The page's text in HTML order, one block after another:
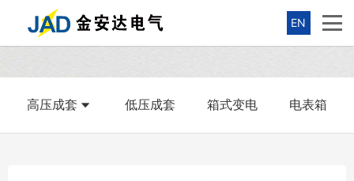
EN
高压成套 低压成套 箱式变电 电表箱